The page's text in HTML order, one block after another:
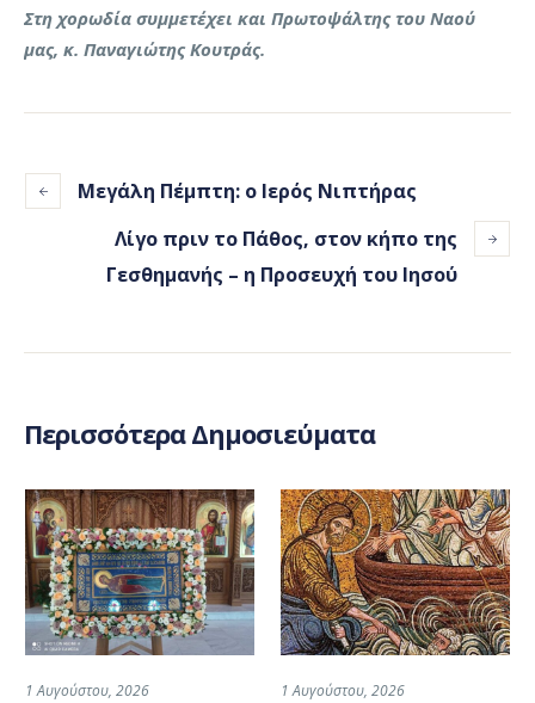
Στη χορωδία συμμετέχει και Πρωτοψάλτης του Ναού
μας, κ. Παναγιώτης Κουτράς.
Μεγάλη Πέμπτη: ο Ιερός Νιπτήρας
Λίγο πριν το Πάθος, στον κήπο της
Γεσθημανής – η Προσευχή του Ιησού
Περισσότερα Δημοσιεύματα
1 Αυγούστου, 2026 1 Αυγούστου, 2026